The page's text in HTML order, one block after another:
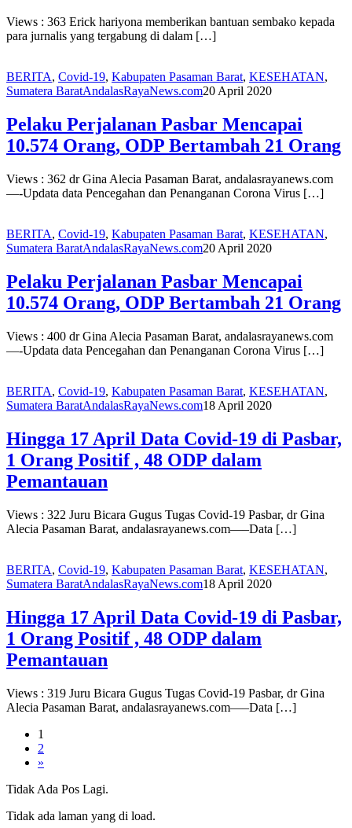
Views : 363 Erick hariyona memberikan bantuan sembako kepada
para jurnalis yang tergabung di dalam […]
BERITA, Covid-19, Kabupaten Pasaman Barat, KESEHATAN,
Sumatera BaratAndalasRayaNews.com20 April 2020
Pelaku Perjalanan Pasbar Mencapai
10.574 Orang, ODP Bertambah 21 Orang
Views : 362 dr Gina Alecia Pasaman Barat, andalasrayanews.com
—-Updata data Pencegahan dan Penanganan Corona Virus […]
BERITA, Covid-19, Kabupaten Pasaman Barat, KESEHATAN,
Sumatera BaratAndalasRayaNews.com20 April 2020
Pelaku Perjalanan Pasbar Mencapai
10.574 Orang, ODP Bertambah 21 Orang
Views : 400 dr Gina Alecia Pasaman Barat, andalasrayanews.com
—-Updata data Pencegahan dan Penanganan Corona Virus […]
BERITA, Covid-19, Kabupaten Pasaman Barat, KESEHATAN,
Sumatera BaratAndalasRayaNews.com18 April 2020
Hingga 17 April Data Covid-19 di Pasbar,
1 Orang Positif , 48 ODP dalam
Pemantauan
Views : 322 Juru Bicara Gugus Tugas Covid-19 Pasbar, dr Gina
Alecia Pasaman Barat, andalasrayanews.com—–Data […]
BERITA, Covid-19, Kabupaten Pasaman Barat, KESEHATAN,
Sumatera BaratAndalasRayaNews.com18 April 2020
Hingga 17 April Data Covid-19 di Pasbar,
1 Orang Positif , 48 ODP dalam
Pemantauan
Views : 319 Juru Bicara Gugus Tugas Covid-19 Pasbar, dr Gina
Alecia Pasaman Barat, andalasrayanews.com—–Data […]
1
2
»
Tidak Ada Pos Lagi.
Tidak ada laman yang di load.